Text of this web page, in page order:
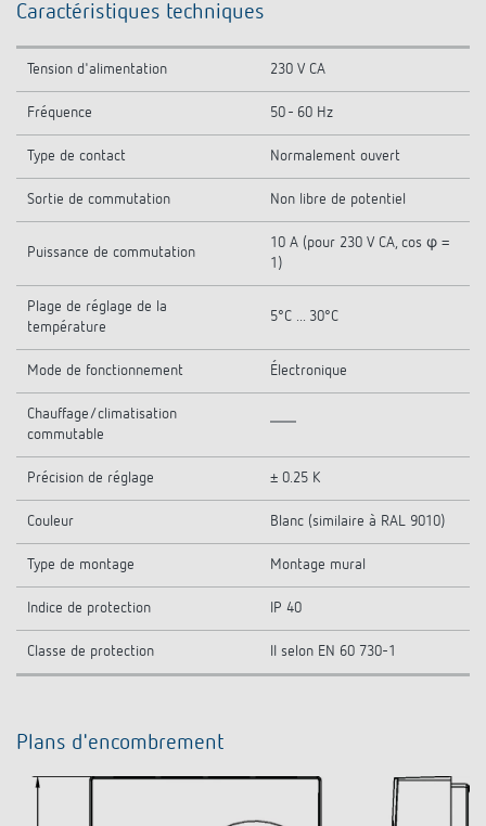
Caractéristiques techniques
Tension d'alimentation 230 V CA
Fréquence 50 - 60 Hz
Type de contact Normalement ouvert
Sortie de commutation Non libre de potentiel
Puissance de commutation
10 A (pour 230 V CA, cos φ =
1)
Plage de réglage de la
température
5°C ... 30°C
Mode de fonctionnement Électronique
Chauffage/climatisation
commutable
Précision de réglage ± 0.25 K
Couleur Blanc (similaire à RAL 9010)
Type de montage Montage mural
Indice de protection IP 40
Classe de protection II selon EN 60 730-1
Plans d'encombrement